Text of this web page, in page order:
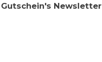
Newsletter